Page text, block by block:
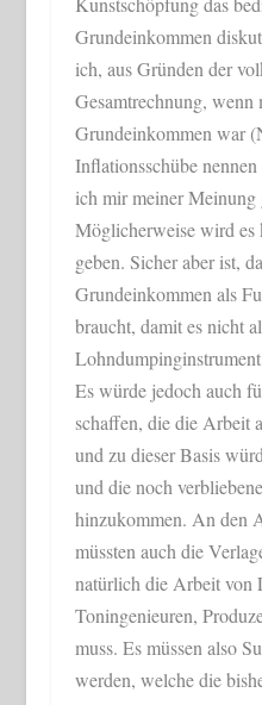
Grundeinkommen
ich, aus Gründen der
Gesamtrechnung, wenn
Grundeinkommen war
Inflationsschübe
ich mir meiner Meinung
Möglicherweise wird es
geben. Sicher aber ist,
Grundeinkommen als
braucht, damit es nicht
Es würde jedoch auch
schaffen, die die Arbeit
und zu dieser Basis
und die noch
hinzukommen. An den
müssten auch die
natürlich die Arbeit von
Toningenieuren,
muss. Es müssen also
werden, welche die